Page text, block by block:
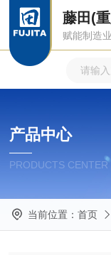
藤田(
赋能制造
产品中心
PRODUCTS CENTER
当前位置： 首页